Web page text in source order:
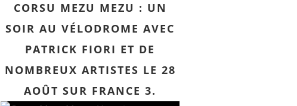
CORSU MEZU MEZU : UN
SOIR AU VÉLODROME AVEC
PATRICK FIORI ET DE
NOMBREUX ARTISTES LE 28
AOÛT SUR FRANCE 3.